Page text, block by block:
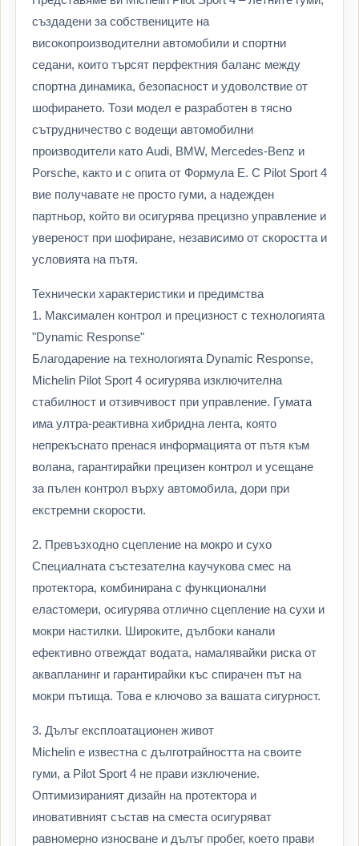
създадени за собствениците на
високопроизводителни автомобили и спортни
седани, които търсят перфектния баланс между
спортна динамика, безопасност и удоволствие от
шофирането. Този модел е разработен в тясно
сътрудничество с водещи автомобилни
производители като Audi, BMW, Mercedes-Benz и
Porsche, както и с опита от Формула Е. С Pilot Sport 4
вие получавате не просто гуми, а надежден
партньор, който ви осигурява прецизно управление и
увереност при шофиране, независимо от скоростта и
условията на пътя.
Технически характеристики и предимства
1. Максимален контрол и прецизност с технологията
"Dynamic Response"
Благодарение на технологията Dynamic Response,
Michelin Pilot Sport 4 осигурява изключителна
стабилност и отзивчивост при управление. Гумата
има ултра-реактивна хибридна лента, която
непрекъснато пренася информацията от пътя към
волана, гарантирайки прецизен контрол и усещане
за пълен контрол върху автомобила, дори при
екстремни скорости.
2. Превъзходно сцепление на мокро и сухо
Специалната състезателна каучукова смес на
протектора, комбинирана с функционални
еластомери, осигурява отлично сцепление на сухи и
мокри настилки. Широките, дълбоки канали
ефективно отвеждат водата, намалявайки риска от
аквапланинг и гарантирайки къс спирачен път на
мокри пътища. Това е ключово за вашата сигурност.
3. Дълъг експлоатационен живот
Michelin е известна с дълготрайността на своите
гуми, а Pilot Sport 4 не прави изключение.
Оптимизираният дизайн на протектора и
иновативният състав на сместа осигуряват
равномерно износване и дълъг пробег, което прави